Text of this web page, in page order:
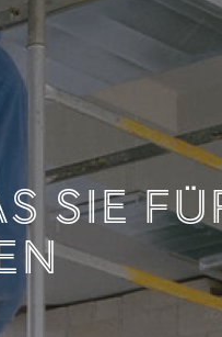
LESEN